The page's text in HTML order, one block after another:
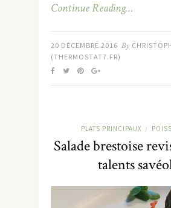
Continue Reading…
20 DÉCEMBRE 2016 By
(THERMOSTAT7.FR)
PLATS PRINCIPAUX /
Salade brestoise
talents